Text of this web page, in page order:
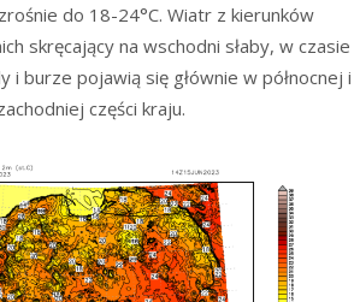
do 18-24°C. Wiatr z kierunków
skręcający na wschodni słaby, w czasie
i burze pojawią się głównie w północnej i
części kraju.